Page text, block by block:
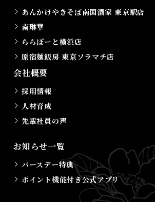
あんかけやきそば南国酒家 東京駅店
南琳華
ららぽーと横浜店
原宿麺飯房 東京ソラマチ店
会社概要
採用情報
人材育成
先輩社員の声
お知らせ一覧
バースデー特典
ポイント機能付き公式アプリ